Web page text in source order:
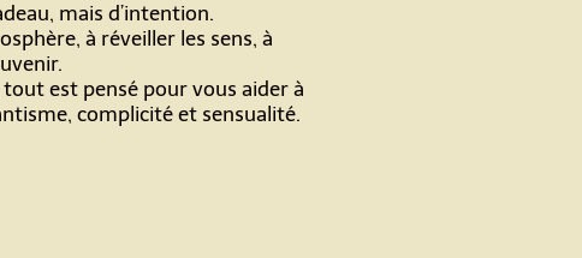
mais d’intention.
à réveiller les sens, à
est pensé pour vous aider à
complicité et sensualité.